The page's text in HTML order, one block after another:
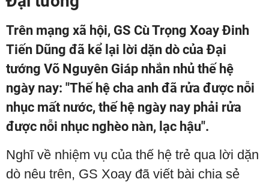
Trên mạng xã hội, GS Cù Trọng Xoay Đinh
Tiến Dũng đã kể lại lời dặn dò của Đại
tướng Võ Nguyên Giáp nhắn nhủ thế hệ
ngày nay: "Thế hệ cha anh đã rửa được nỗi
nhục mất nước, thế hệ ngày nay phải rửa
được nỗi nhục nghèo nàn, lạc hậu".
Nghĩ về nhiệm vụ của thế hệ trẻ qua lời dặn
dò nêu trên, GS Xoay đã viết bài chia sẻ